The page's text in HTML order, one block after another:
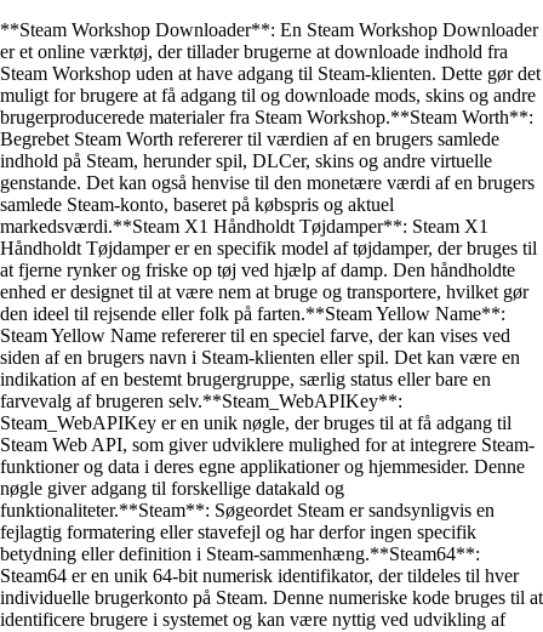
**Steam Workshop Downloader**: En Steam Workshop Downloader
er et online værktøj, der tillader brugerne at downloade indhold fra
Steam Workshop uden at have adgang til Steam-klienten. Dette gør det
muligt for brugere at få adgang til og downloade mods, skins og andre
brugerproducerede materialer fra Steam Workshop.**Steam Worth**:
Begrebet Steam Worth refererer til værdien af en brugers samlede
indhold på Steam, herunder spil, DLCer, skins og andre virtuelle
genstande. Det kan også henvise til den monetære værdi af en brugers
samlede Steam-konto, baseret på købspris og aktuel
markedsværdi.**Steam X1 Håndholdt Tøjdamper**: Steam X1
Håndholdt Tøjdamper er en specifik model af tøjdamper, der bruges til
at fjerne rynker og friske op tøj ved hjælp af damp. Den håndholdte
enhed er designet til at være nem at bruge og transportere, hvilket gør
den ideel til rejsende eller folk på farten.**Steam Yellow Name**:
Steam Yellow Name refererer til en speciel farve, der kan vises ved
siden af en brugers navn i Steam-klienten eller spil. Det kan være en
indikation af en bestemt brugergruppe, særlig status eller bare en
farvevalg af brugeren selv.**Steam_WebAPIKey**:
Steam_WebAPIKey er en unik nøgle, der bruges til at få adgang til
Steam Web API, som giver udviklere mulighed for at integrere Steam-
funktioner og data i deres egne applikationer og hjemmesider. Denne
nøgle giver adgang til forskellige datakald og
funktionaliteter.**Steam**: Søgeordet Steam er sandsynligvis en
fejlagtig formatering eller stavefejl og har derfor ingen specifik
betydning eller definition i Steam-sammenhæng.**Steam64**:
Steam64 er en unik 64-bit numerisk identifikator, der tildeles til hver
individuelle brugerkonto på Steam. Denne numeriske kode bruges til at
identificere brugere i systemet og kan være nyttig ved udvikling af